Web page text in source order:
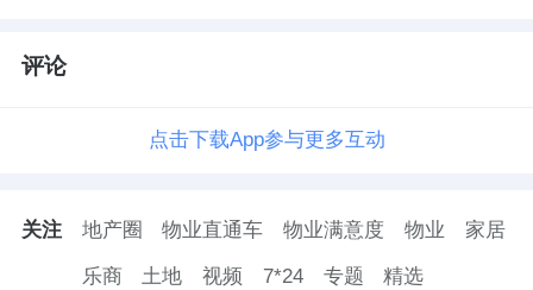
评论
点击下载App参与更多互动
关注 地产圈 物业直通车 物业满意度 物业 家居
乐商 土地 视频 7*24 专题 精选